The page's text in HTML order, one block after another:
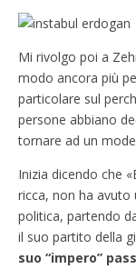
Mi rivolgo poi a
modo ancora più
particolare sul
persone abbiano
tornare ad un
Inizia dicendo che
ricca, non ha avuto
politica, partendo
il suo partito della
suo “impero”